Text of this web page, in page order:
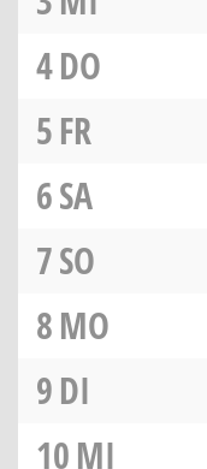
4DO
5FR
6SA
7SO
8MO
9DI
10MI